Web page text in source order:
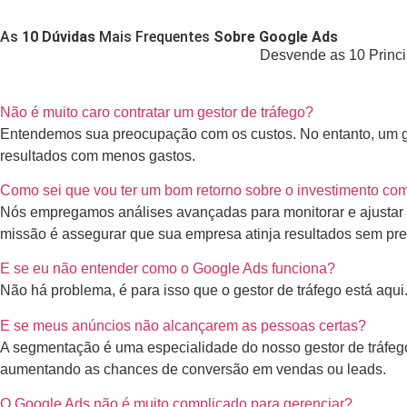
As 10 Dúvidas Mais Frequentes Sobre Google Ads
Desvende as 10
Não é muito caro contratar um gestor de tráfego?
Entendemos sua preocupação com os custos. No entanto,
resultados com menos gastos.
Como sei que vou ter um bom retorno sobre o investimento
Nós empregamos análises avançadas para monitorar e
missão é assegurar que sua empresa atinja resultados sem
E se eu não entender como o Google Ads funciona?
Não há problema, é para isso que o gestor de tráfego está
E se meus anúncios não alcançarem as pessoas certas?
A segmentação é uma especialidade do nosso gestor de
aumentando as chances de conversão em vendas ou leads.
O Google Ads não é muito complicado para gerenciar?